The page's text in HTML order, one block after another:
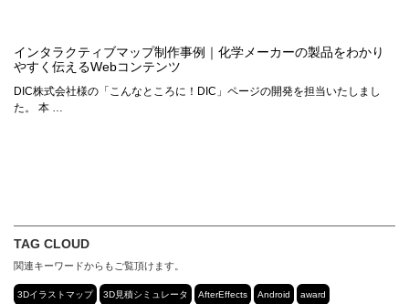
インタラクティブマップ制作事例｜化学メーカーの製品をわかり
やすく伝えるWebコンテンツ
DIC株式会社様の「こんなところに！DIC」ページの開発を担当いたしまし
た。 本 …
TAG CLOUD
関連キーワードからもご覧頂けます。
3Dイラストマップ 3D見積シミュレータ AfterEffects Android award